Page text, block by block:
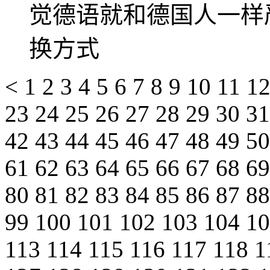
觉德语就和德国人一
换方式
< 1 2 3 4 5 6 7 8 9 10 11
23 24 25 26 27 28 29 30
42 43 44 45 46 47 48 49
61 62 63 64 65 66 67 68
80 81 82 83 84 85 86 87
99 100 101 102 103 104
113 114 115 116 117 118